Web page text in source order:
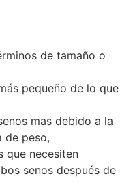
de tamaño o
pequeño de lo que
mas debido a la
de peso,
que necesiten
senos después de